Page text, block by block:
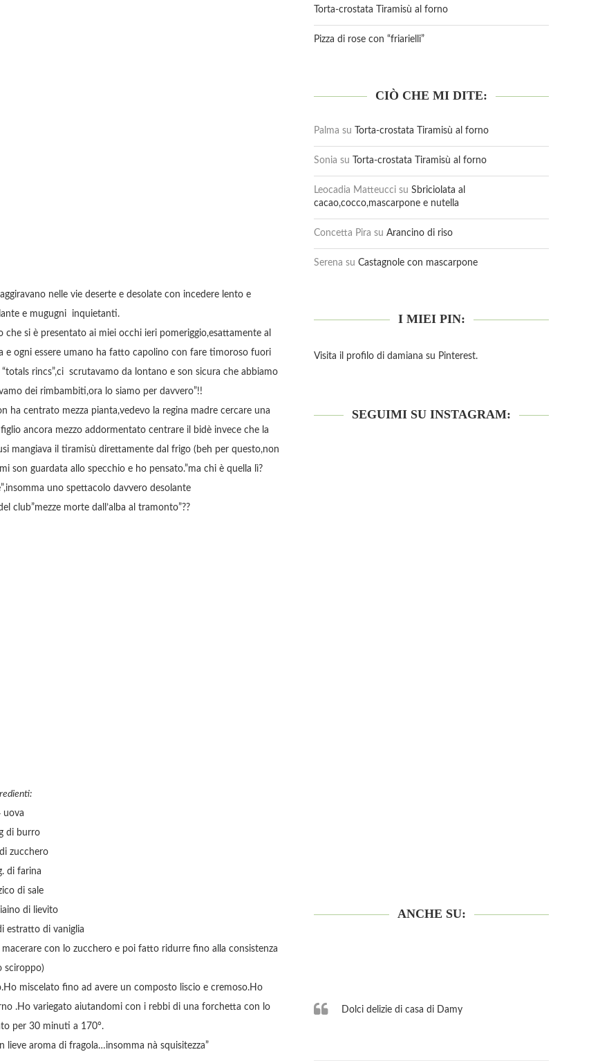
nelle vie deserte e desolate con incedere lento e
e mugugni inquietanti.
si è presentato ai miei occhi ieri pomeriggio,esattamente al
e ogni essere umano ha fatto capolino con fare timoroso fuori
rincs”,ci scrutavamo da lontano e son sicura che abbiamo
dei rimbambiti,ora lo siamo per davvero”!!
ha centrato mezza pianta,vedevo la regina madre cercare una
ancora mezzo addormentato centrare il bidè invece che la
mangiava il tiramisù direttamente dal frigo (beh per questo,non
son guardata allo specchio e ho pensato.”ma chi è quella lì?
uno spettacolo davvero desolante
club”mezze morte dall’alba al tramonto”??
uova
di burro
zucchero
di farina
di sale
di lievito
estratto di vaniglia
con lo zucchero e poi fatto ridurre fino alla consistenza
sciroppo)
miscelato fino ad avere un composto liscio e cremoso.Ho
.Ho variegato aiutandomi con i rebbi di una forchetta con lo
per 30 minuti a 170°.
lieve aroma di fragola…insomma nà squisitezza”
Torta-crostata Tiramisù al forno
Pizza di rose con “friarielli”
CIÒ CHE MI DITE:
Palma su Torta-crostata Tiramisù al forno
Sonia su Torta-crostata Tiramisù al forno
Leocadia Matteucci su Sbriciolata al
cacao,cocco,mascarpone e nutella
Concetta Pira su Arancino di riso
Serena su Castagnole con mascarpone
I MIEI PIN:
Visita il profilo di damiana su Pinterest.
SEGUIMI SU INSTAGRAM:
ANCHE SU:
Dolci delizie di casa di Damy